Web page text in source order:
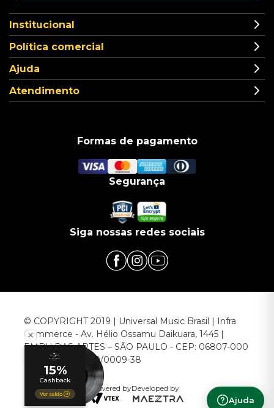
Ajuda
Institucional
Política comercial
Ajuda
Atendimento
Formas de pagamento
Segurança
Siga nossas redes sociais
© COPYRIGHT 2019 | Universal Music Brasil | Infra
Commerce - Av. Hélio Ossamu Daikuara, 1445 |
EMBU DAS ARTES – SÃO PAULO - CEP: 06807-000
CNPJ: 00.952.789/0009-38
Powered byDeveloped by